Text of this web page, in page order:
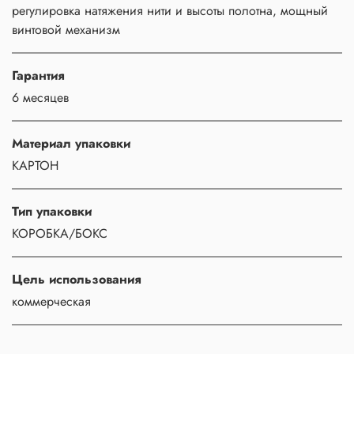
регулировка натяжения нити и высоты полотна, мощный
винтовой механизм
Гарантия
6 месяцев
Материал упаковки
КАРТОН
Тип упаковки
КОРОБКА/БОКС
Цель использования
коммерческая